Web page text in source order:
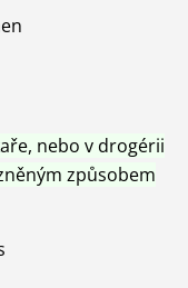
nebo v drogérii
způsobem